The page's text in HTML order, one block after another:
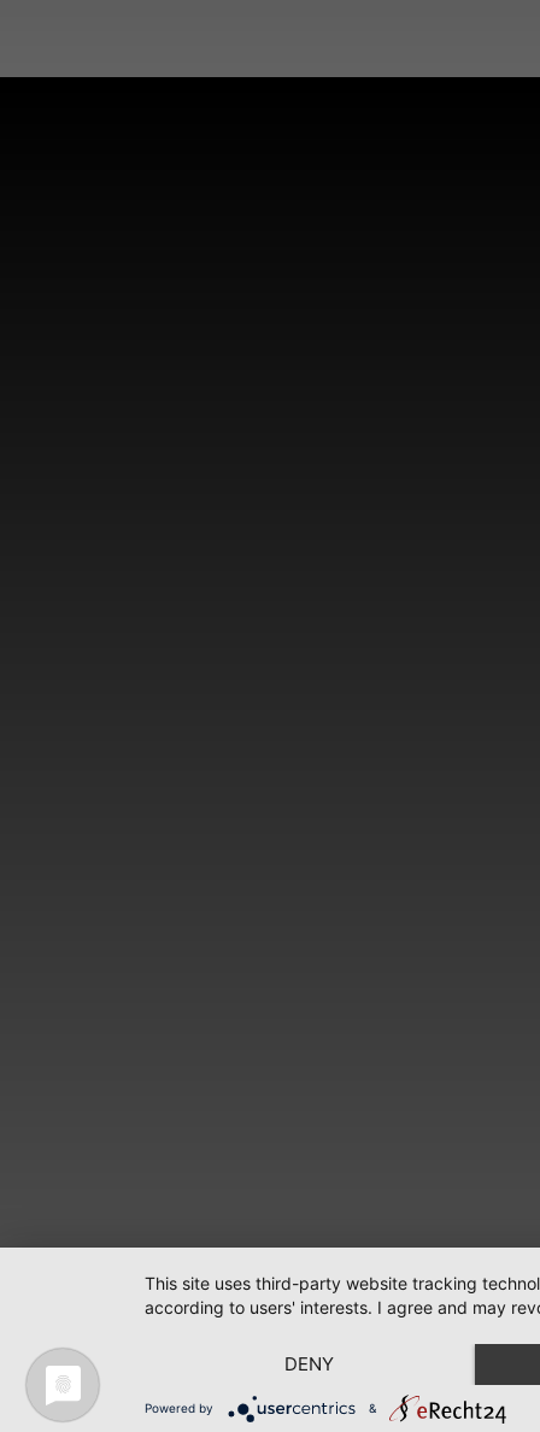
This site uses third-party website tracking
according to users' interests. I agree and may
DENY
Powered by &